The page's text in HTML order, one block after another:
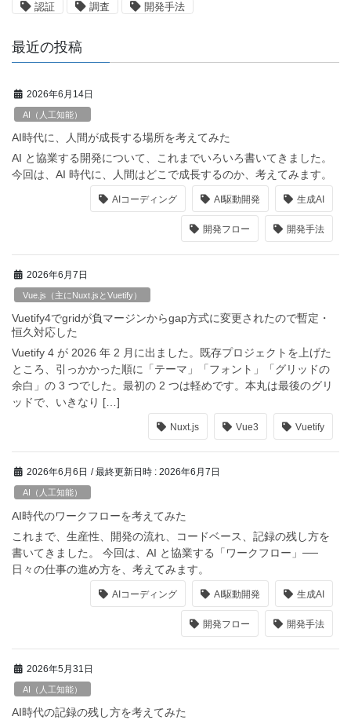
認証 調査 開発手法
最近の投稿
2026年6月14日
AI（人工知能）
AI時代に、人間が成長する場所を考えてみた
AI と協業する開発について、これまでいろいろ書いてきました。
今回は、AI 時代に、人間はどこで成長するのか、考えてみます。
AIコーディング AI駆動開発 生成AI
開発フロー 開発手法
2026年6月7日
Vue.js（主にNuxt.jsとVuetify）
Vuetify4でgridが負マージンからgap方式に変更されたので暫定・
恒久対応した
Vuetify 4 が 2026 年 2 月に出ました。既存プロジェクトを上げた
ところ、引っかかった順に「テーマ」「フォント」「グリッドの
余白」の 3 つでした。最初の 2 つは軽めです。本丸は最後のグリ
ッドで、いきなり […]
Nuxt.js Vue3 Vuetify
2026年6月6日 / 最終更新日時 : 2026年6月7日
AI（人工知能）
AI時代のワークフローを考えてみた
これまで、生産性、開発の流れ、コードベース、記録の残し方を
書いてきました。 今回は、AI と協業する「ワークフロー」──
日々の仕事の進め方を、考えてみます。
AIコーディング AI駆動開発 生成AI
開発フロー 開発手法
2026年5月31日
AI（人工知能）
AI時代の記録の残し方を考えてみた